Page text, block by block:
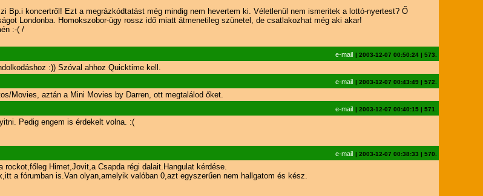
Bp.i koncertről! Ezt a megrázkódtatást még mindig nem hevertem ki. Véletlenül nem ismeritek a lottó-nyertest? Ő
Londonba. Homokszobor-ügy rossz idő miatt átmenetileg szünetel, de csatlakozhat még aki akar!
:-( /
e-mail | 2003-12-07 00:50:24| 573.
:)) Szóval ahhoz Quicktime kell.
e-mail | 2003-12-07 00:43:49 | 572.
Movies, aztán a Mini Movies by Darren, ott megtalálod őket.
e-mail | 2003-12-07 00:40:15| 571.
Pedig engem is érdekelt volna. :(
e-mail | 2003-12-07 00:38:33 | 570.
Himet,Jovit,a Csapda régi dalait.Hangulat kérdése.
a fórumban is.Van olyan,amelyik valóban 0,azt egyszerűen nem hallgatom és kész.